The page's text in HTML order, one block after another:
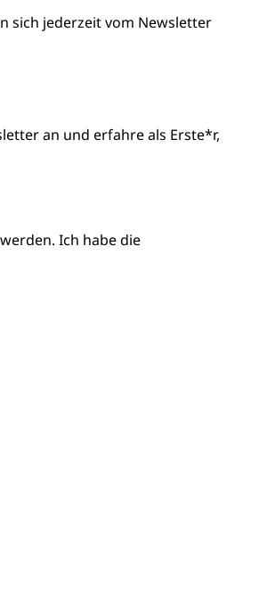
sich jederzeit vom Newsletter
an und erfahre als Erste*r,
Ich habe die